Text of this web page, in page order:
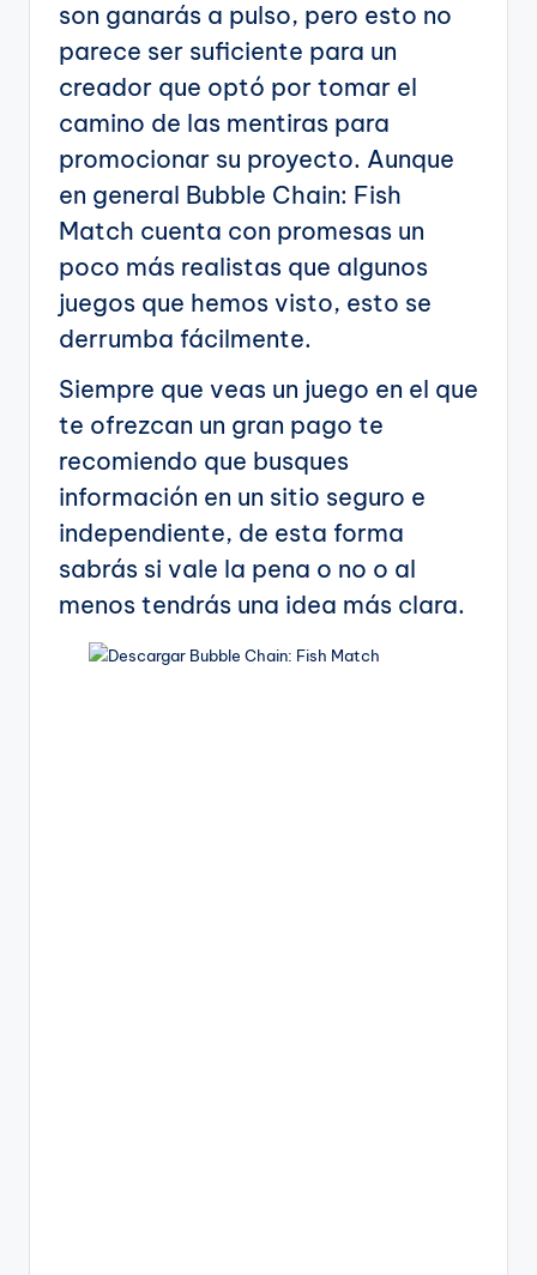
son ganarás a pulso, pero esto no
parece ser suficiente para un
creador que optó por tomar el
camino de las mentiras para
promocionar su proyecto. Aunque
en general Bubble Chain: Fish
Match cuenta con promesas un
poco más realistas que algunos
juegos que hemos visto, esto se
derrumba fácilmente.
Siempre que veas un juego en el que
te ofrezcan un gran pago te
recomiendo que busques
información en un sitio seguro e
independiente, de esta forma
sabrás si vale la pena o no o al
menos tendrás una idea más clara.